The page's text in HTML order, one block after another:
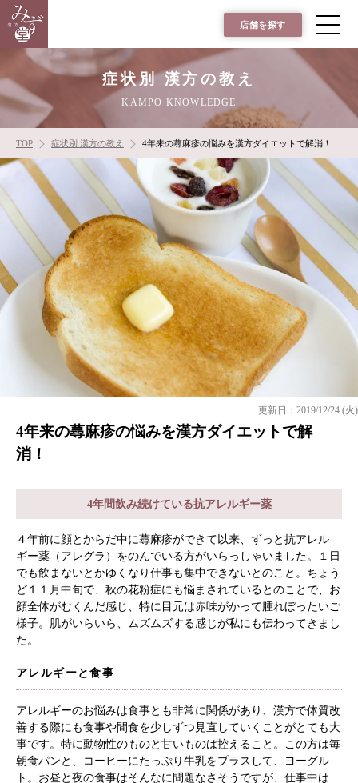
店舗を探す
症状別 漢方の教え
KAMPO KNOWLEDGE
TOP 症状別 漢方の教え 4年来の蕁麻疹の悩みを漢方ダイエットで解消！
更新日：2019/12/24 (火)
4年来の蕁麻疹の悩みを漢方ダイエットで解
消！
4年間飲み続けている抗アレルギー薬
４年前に顔とからだ中に蕁麻疹ができて以来、ずっと抗アレル
ギー薬（アレグラ）をのんでいる方がいらっしゃいました。１日
でも飲まないとかゆくなり仕事も集中できないとのこと。ちょう
ど１１月中旬で、秋の花粉症にも悩まされているとのことで、お
顔全体がむくんだ感じ、特に目元は赤味がかって腫れぼったいご
様子。肌がいらいら、ムズムズする感じが私にも伝わってきまし
た。
アレルギーと食事
アレルギーのお悩みは食事とも非常に関係があり、漢方で体質改
善する際にも食事や間食を少しずつ見直していくことがとても大
事です。特に動物性のものと甘いものは控えること。この方は毎
朝食パンと、コーヒーにたっぷり牛乳をプラスして、ヨーグル
ト。お昼と夜の食事はそんなに問題なさそうですが、仕事中は